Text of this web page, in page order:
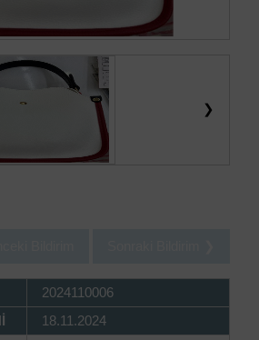
❯
2024110006
18.11.2024